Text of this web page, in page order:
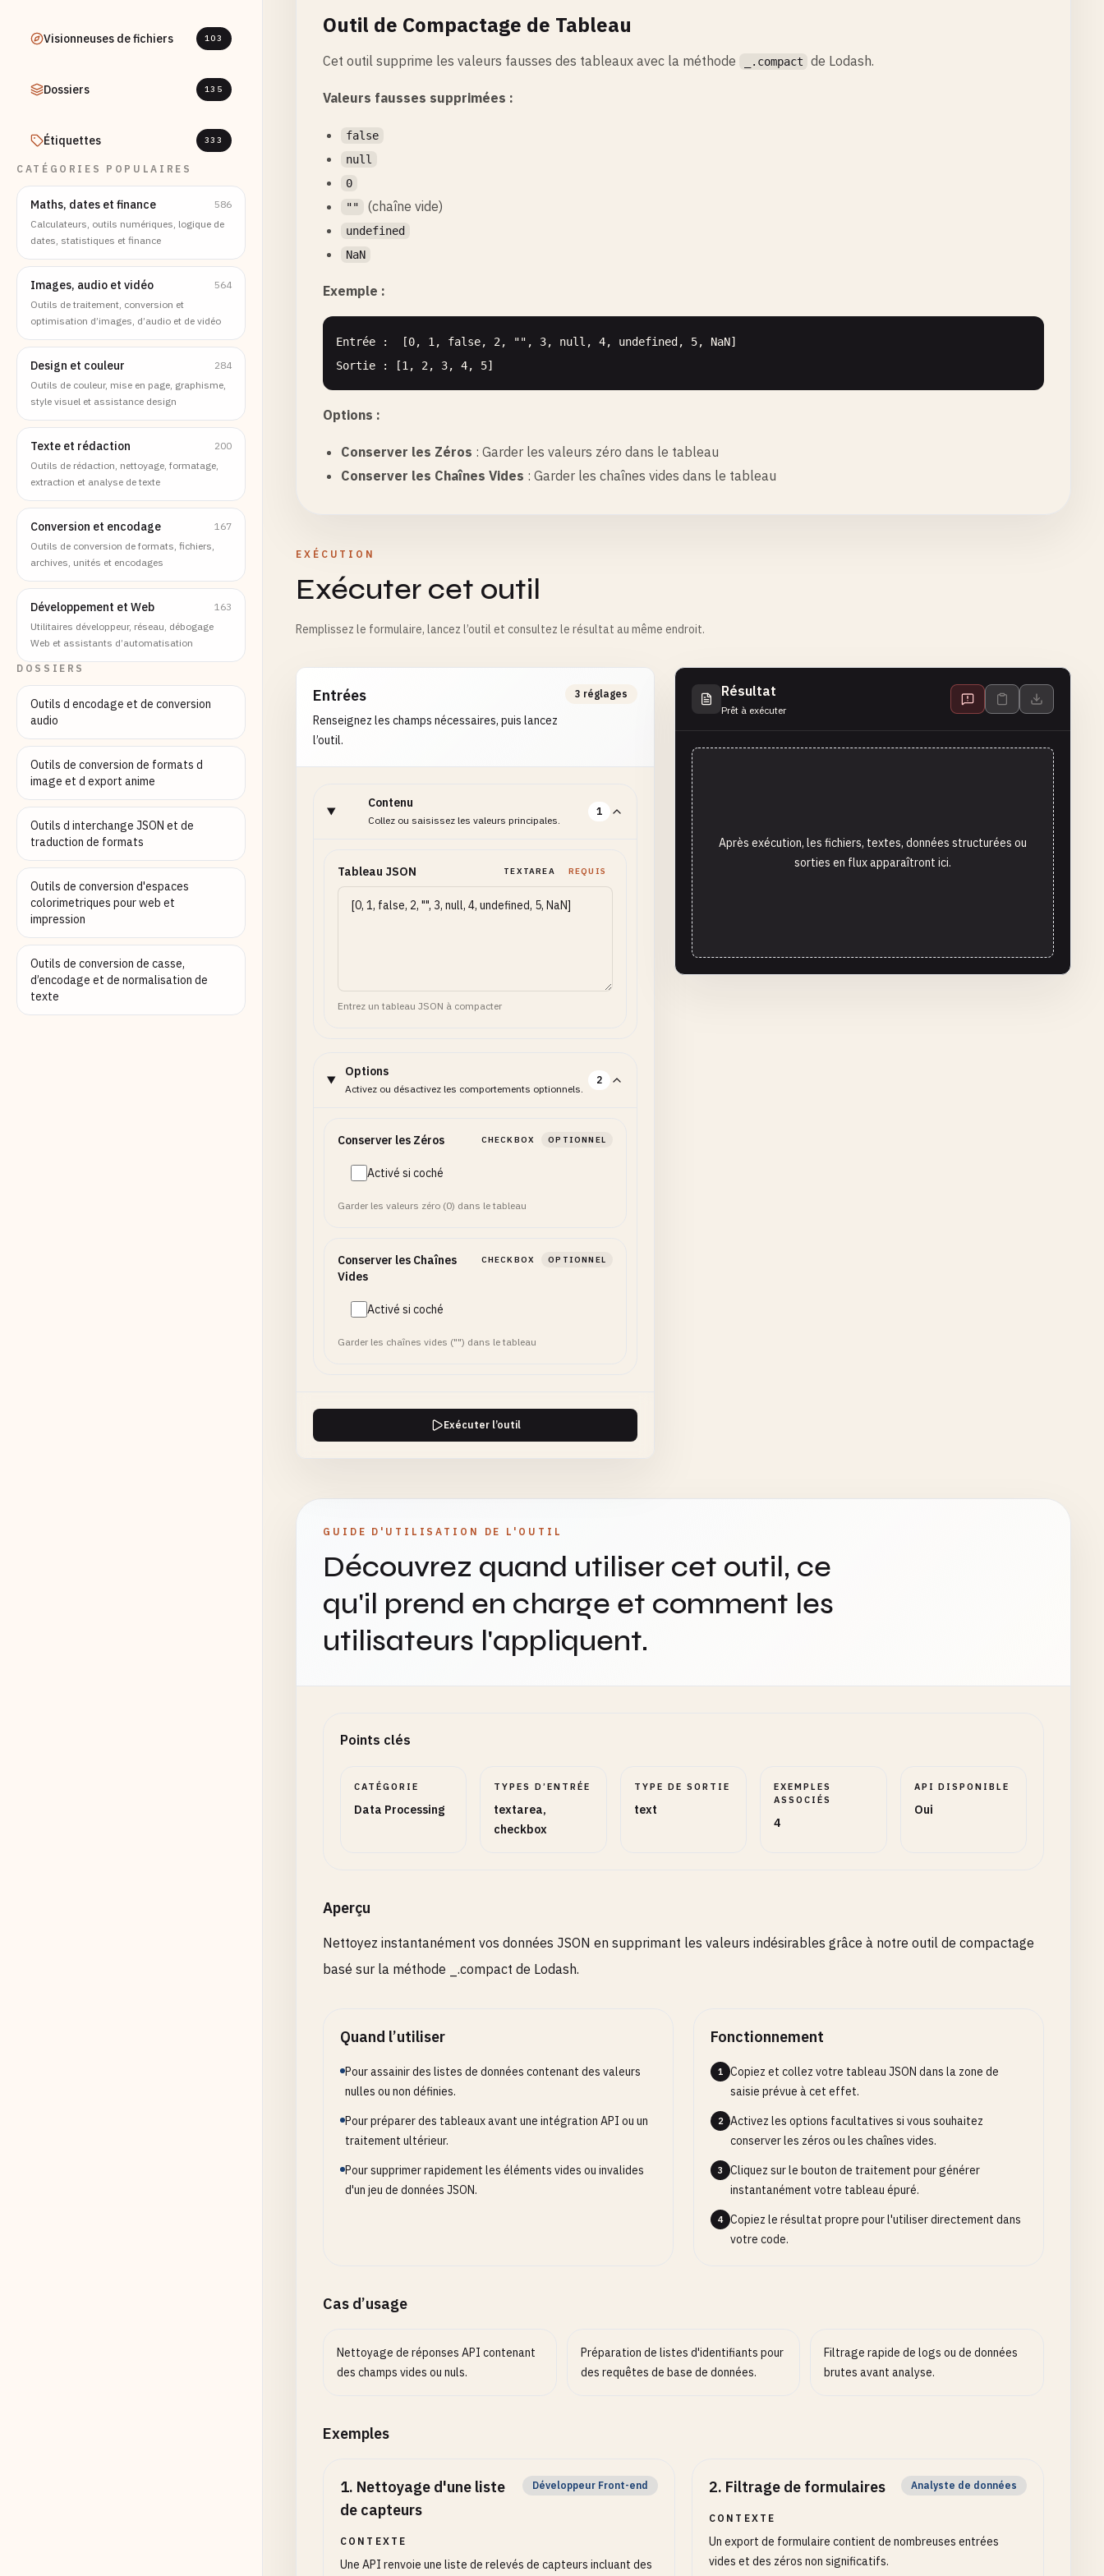
Visionneuses de fichiers 103
Dossiers 135
Étiquettes 333
CATÉGORIES POPULAIRES
Maths, dates et finance
586
Calculateurs, outils numériques, logique de
dates, statistiques et finance
Images, audio et vidéo
564
Outils de traitement, conversion et
optimisation d’images, d’audio et de vidéo
Design et couleur
284
Outils de couleur, mise en page, graphisme,
style visuel et assistance design
Texte et rédaction
200
Outils de rédaction, nettoyage, formatage,
extraction et analyse de texte
Conversion et encodage
167
Outils de conversion de formats, fichiers,
archives, unités et encodages
Développement et Web
163
Utilitaires développeur, réseau, débogage
Web et assistants d’automatisation
DOSSIERS
Outils d encodage et de conversion
audio
Outils de conversion de formats d
image et d export anime
Outils d interchange JSON et de
traduction de formats
Outils de conversion d'espaces
colorimetriques pour web et
impression
Outils de conversion de casse,
d’encodage et de normalisation de
texte
Outil de Compactage de Tableau
Cet outil supprime les valeurs fausses des tableaux avec la méthode _.compact de Lodash.
Valeurs fausses supprimées :
false
null
0
""
(chaîne vide)
undefined
NaN
Exemple :
Entrée :  [0, 1, false, 2, "", 3, null, 4, undefined, 5, NaN]
Options :
Conserver les Zéros : Garder les valeurs zéro dans le tableau
Conserver les Chaînes Vides : Garder les chaînes vides dans le tableau
EXÉCUTION
Exécuter cet outil
Remplissez le formulaire, lancez l’outil et consultez le résultat au même endroit.
Entrées
Renseignez les champs nécessaires, puis lancez
l’outil.
3 réglages
Contenu
Collez ou saisissez les valeurs principales.
1
Tableau JSON TEXTAREA REQUIS
Entrez un tableau JSON à compacter
Options
Activez ou désactivez les comportements optionnels.
2
Conserver les Zéros CHECKBOX OPTIONNEL
Activé si coché
Garder les valeurs zéro (0) dans le tableau
Conserver les Chaînes
Vides
CHECKBOX OPTIONNEL
Activé si coché
Garder les chaînes vides ("") dans le tableau
Exécuter l’outil
Résultat
Prêt à exécuter
Après exécution, les fichiers, textes, données structurées ou
sorties en flux apparaîtront ici.
GUIDE D'UTILISATION DE L'OUTIL
Découvrez quand utiliser cet outil, ce
qu'il prend en charge et comment les
utilisateurs l'appliquent.
Points clés
CATÉGORIE
Data Processing
TYPES D’ENTRÉE
textarea,
checkbox
TYPE DE SORTIE
text
EXEMPLES
ASSOCIÉS
4
API DISPONIBLE
Oui
Aperçu
Nettoyez instantanément vos données JSON en supprimant les valeurs indésirables grâce à notre outil de compactage
basé sur la méthode _.compact de Lodash.
Quand l’utiliser
Pour assainir des listes de données contenant des valeurs
nulles ou non définies.
Pour préparer des tableaux avant une intégration API ou un
traitement ultérieur.
Pour supprimer rapidement les éléments vides ou invalides
d'un jeu de données JSON.
Fonctionnement
1
Copiez et collez votre tableau JSON dans la zone de
saisie prévue à cet effet.
2
Activez les options facultatives si vous souhaitez
conserver les zéros ou les chaînes vides.
3
Cliquez sur le bouton de traitement pour générer
instantanément votre tableau épuré.
4
Copiez le résultat propre pour l'utiliser directement dans
votre code.
Cas d’usage
Nettoyage de réponses API contenant
des champs vides ou nuls.
Préparation de listes d'identifiants pour
des requêtes de base de données.
Filtrage rapide de logs ou de données
brutes avant analyse.
Exemples
1. Nettoyage d'une liste
de capteurs
Développeur Front-end
CONTEXTE
Une API renvoie une liste de relevés de capteurs incluant des
2. Filtrage de formulaires Analyste de données
CONTEXTE
Un export de formulaire contient de nombreuses entrées
vides et des zéros non significatifs.